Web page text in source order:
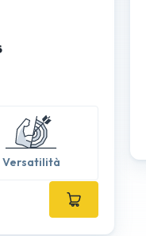
Versatilità